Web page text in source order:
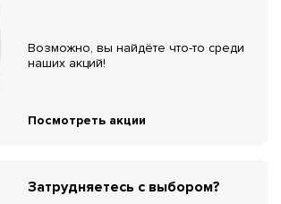
Возможно, вы найдёте что-то среди
наших акций!
Посмотреть акции
Затрудняетесь с выбором?